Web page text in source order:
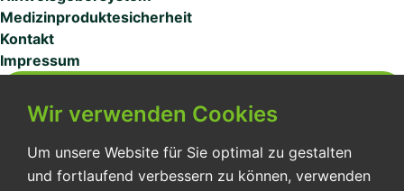
Medizinproduktesicherheit
Kontakt
Impressum
Wir verwenden Cookies
Um unsere Website für Sie optimal zu gestalten
und fortlaufend verbessern zu können, verwenden